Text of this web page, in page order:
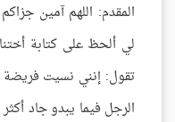
المقدم: اللهم آمين
لي ألحظ على كتابة
تقول: إنني نسيت فريضة
الرجل فيما يبدو جاد